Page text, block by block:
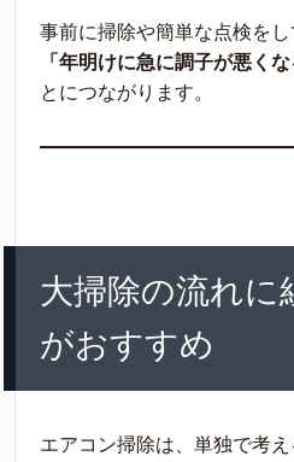
事前に掃除や簡単な点検をし
「年明けに急に調子が悪く
とにつながります。
大掃除の流れに
がおすすめ
エアコン掃除は、単独で考